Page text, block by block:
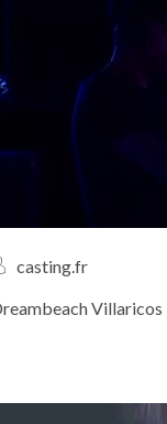
casting.fr
Villaricos